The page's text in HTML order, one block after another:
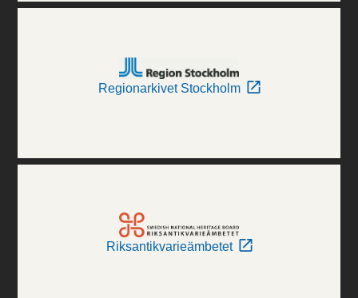
Regionarkivet Stockholm
Riksantikvarieämbetet